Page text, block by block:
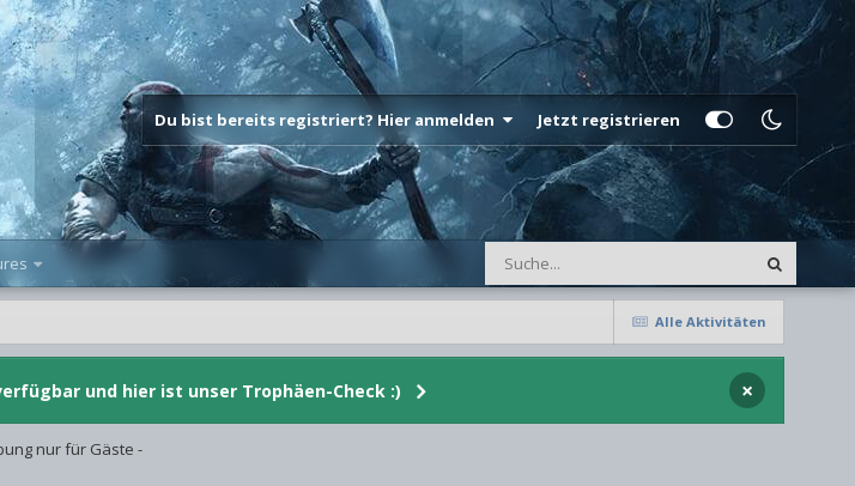
Du bist bereits registriert? Hier anmelden Jetzt registrieren
Alle Aktivitäten
und hier ist unser Trophäen-Check :) ×
nur für Gäste -